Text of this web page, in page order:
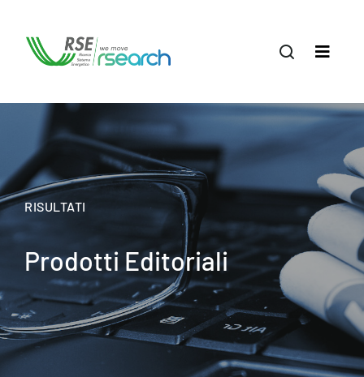
RISULTATI
Prodotti Editoriali